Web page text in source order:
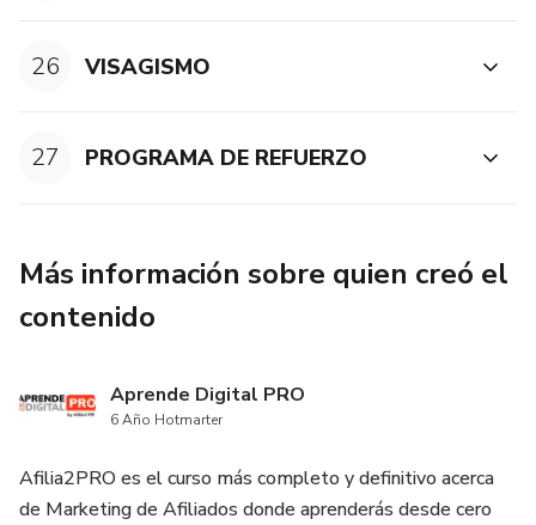
26 VISAGISMO
27 PROGRAMA DE REFUERZO
Más información sobre quien creó el
contenido
Aprende Digital PRO
6 Año Hotmarter
Afilia2PRO es el curso más completo y definitivo acerca
de Marketing de Afiliados donde aprenderás desde cero